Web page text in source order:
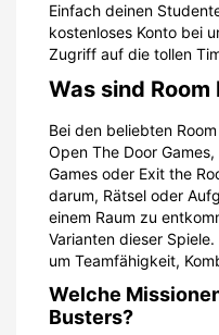
Einfach deinen
kostenloses Konto bei
Zugriff auf die tollen
Was sind Room
Bei den beliebten
Open The Door
Games oder Exit the
darum, Rätsel oder
einem Raum zu
Varianten dieser
um Teamfähigkeit,
Welche
Busters?